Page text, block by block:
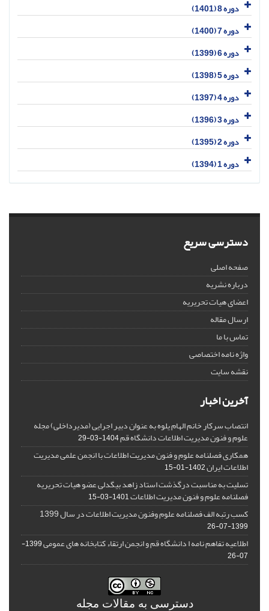
دوره 8 (1401)
دوره 7 (1400)
دوره 6 (1399)
دوره 5 (1398)
دوره 4 (1397)
دوره 3 (1396)
دوره 2 (1395)
دوره 1 (1394)
دسترسی سریع
صفحه اصلی
درباره نشریه
اعضای هیات تحریریه
ارسال مقاله
تماس با ما
واژه نامه اختصاصی
نقشه سایت
آخرین اخبار
انتصاب سرکار خانم الهام یلوه به عنوان دبیر اجرایی (مدیرداخلی) مجله
علوم و فنون مدیریت اطلاعات دانشگاه قم1404-03-29
همکاری فصلنامه علوم و فنون مدیریت اطلاعات با انجمن علمی مدیریت
اطلاعات ایران1402-01-15
تسلیت به مناسبت درگذشت استاد زاهد بیگدلی عضو هیات تحریریه
فصلنامه علوم و فنون مدیریت اطلاعات1401-03-15
کسب رتبه الف فصلنامه علوم وفنون مدیریت اطلاعات در سال 1399
1399-07-26
اطلاعیه تفاهم نامه ا دانشگاه قم و انجمن ارتقاء کتابخانه های عمومی
1399-
07-26
دسترسی به مقالات مجله